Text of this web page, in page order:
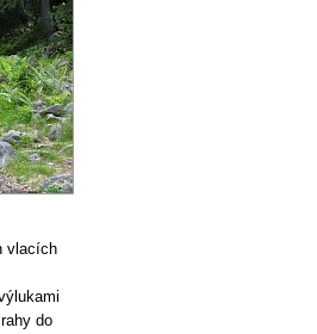
vlacích
do